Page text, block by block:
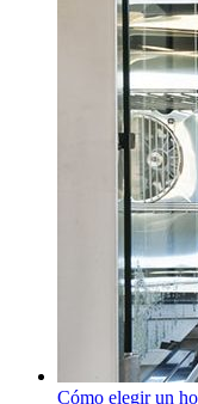
Cómo elegir un